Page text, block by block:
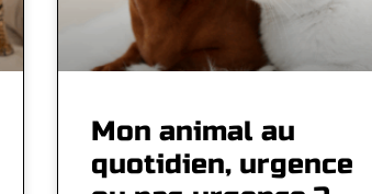
Mon animal au
quotidien, urgence